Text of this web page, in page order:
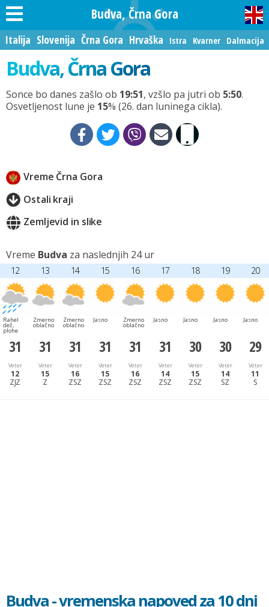
Budva, Črna Gora
Italija Slovenija Črna Gora Hrvaška Istra Kvarner Dalmacija
Budva, Črna Gora
Sonce bo danes zašlo ob 19:51, vzšlo pa jutri ob 5:50.
Osvetljenost lune je 15% (26. dan luninega cikla).
Vreme Črna Gora
Ostali kraji
Zemljevid in slike
Vreme Budva za naslednjih 24 ur
12 13 14 15 16 17 18 19 20
Rahel
dež,
plohe
Zmerno
oblačno
Zmerno
oblačno
Jasno Zmerno
oblačno
Jasno Jasno Jasno Jasno
31 31 31 31 31 31 30 30 29
Veter
12
ZJZ
Veter
15
Z
Veter
16
ZSZ
Veter
15
ZSZ
Veter
16
ZSZ
Veter
14
ZSZ
Veter
15
ZSZ
Veter
14
SZ
Veter
11
S
Budva - vremenska napoved za 10 dni